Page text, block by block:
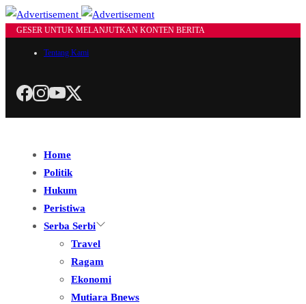
GESER UNTUK MELANJUTKAN KONTEN BERITA
Tentang Kami
Home
Politik
Hukum
Peristiwa
Serba Serbi
Travel
Ragam
Ekonomi
Mutiara Bnews